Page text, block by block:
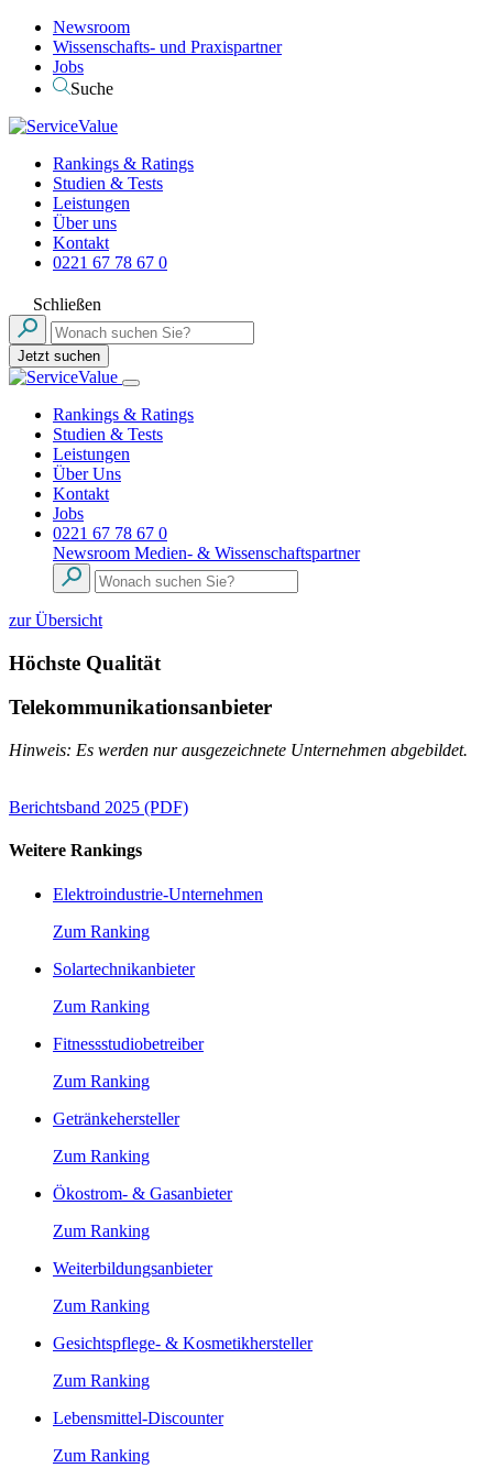
Newsroom
Wissenschafts- und Praxispartner
Jobs
Suche
Rankings & Ratings
Studien & Tests
Leistungen
Über uns
Kontakt
0221 67 78 67 0
Schließen
Jetzt suchen
Rankings & Ratings
Studien & Tests
Leistungen
Über Uns
Kontakt
Jobs
0221 67 78 67 0
Newsroom Medien- & Wissenschaftspartner
zur Übersicht
Höchste Qualität
Telekommunikationsanbieter
Hinweis: Es werden nur ausgezeichnete Unternehmen abgebildet.
Berichtsband 2025 (PDF)
Weitere Rankings
Elektroindustrie-Unternehmen
Zum Ranking
Solartechnikanbieter
Zum Ranking
Fitnessstudiobetreiber
Zum Ranking
Getränkehersteller
Zum Ranking
Ökostrom- & Gasanbieter
Zum Ranking
Weiterbildungsanbieter
Zum Ranking
Gesichtspflege- & Kosmetikhersteller
Zum Ranking
Lebensmittel-Discounter
Zum Ranking